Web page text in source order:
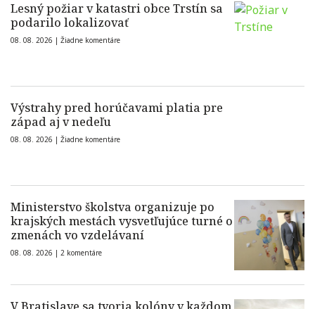
Lesný požiar v katastri obce Trstín sa
podarilo lokalizovať
08. 08. 2026 | Žiadne komentáre
Výstrahy pred horúčavami platia pre
západ aj v nedeľu
08. 08. 2026 | Žiadne komentáre
Ministerstvo školstva organizuje po
krajských mestách vysvetľujúce turné o
zmenách vo vzdelávaní
08. 08. 2026 | 2 komentáre